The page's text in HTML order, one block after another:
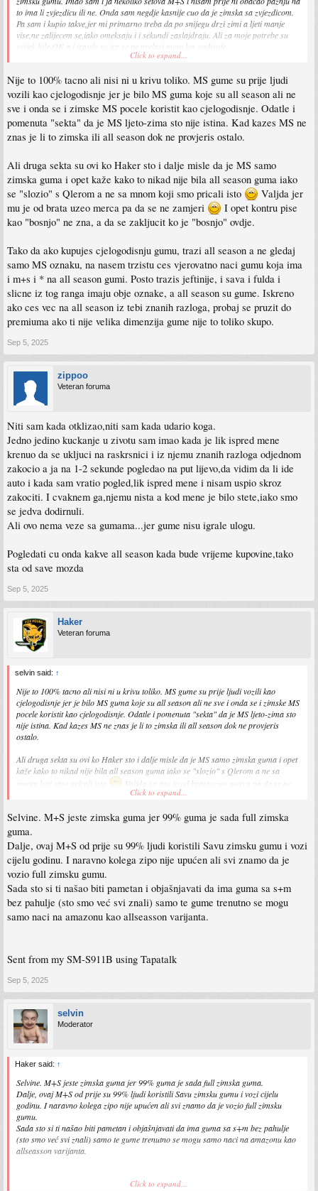
to ima li zvjezdicu ili ne. Onda sam negdje kasnije cuo da je zimska sa zvjezdicom.
Pa sam i kupio takve,jer mi primarno treba da po snijegu drzi zimi a ljeti manje
vise,ne zalijecem se,iako omeksaju i i sekundi zaslajdraju. Ali za moje potrebe su
uvijek bile OK a i trajele su,jer se ne prelazi puno km godisnje.
nista pretjerano skupo
Click to expand...
Nije to 100% tacno ali nisi ni u krivu toliko. MS gume su prije ljudi
vozili kao cjelogodisnje jer je bilo MS guma koje su all season ali ne
sve i onda se i zimske MS pocele koristit kao cjelogodisnje. Odatle i
pomenuta "sekta" da je MS ljeto-zima sto nije istina. Kad kazes MS ne
znas je li to zimska ili all season dok ne provjeris ostalo.
Ali druga sekta su ovi ko Haker sto i dalje misle da je MS samo
zimska guma i opet kaže kako to nikad nije bila all season guma iako
se "slozio" s Qlerom a ne sa mnom koji smo pricali isto
Valjda jer
mu je od brata uzeo merca pa da se ne zamjeri
I opet kontru pise
kao "bosnjo" ne zna, a da se zakljucit ko je "bosnjo" ovdje.
Tako da ako kupujes cjelogodisnju gumu, trazi all season a ne gledaj
samo MS oznaku, na nasem trzistu ces vjerovatno naci gumu koja ima
i m+s i * na all season gumi. Posto trazis jeftinije, i sava i fulda i
slicne iz tog ranga imaju obje oznake, a all season su gume. Iskreno
ako ces vec na all season iz tebi znanih razloga, probaj se pruzit do
premiuma ako ti nije velika dimenzija gume nije to toliko skupo.
Sep 5, 2025
zippoo
Veteran foruma
Niti sam kada otklizao,niti sam kada udario koga.
Jedno jedino kuckanje u zivotu sam imao kada je lik ispred mene
krenuo da se ukljuci na raskrsnici i iz njemu znanih razloga odjednom
zakocio a ja na 1-2 sekunde pogledao na put lijevo,da vidim da li ide
auto i kada sam vratio pogled,lik ispred mene i nisam uspio skroz
zakociti. I cvaknem ga,njemu nista a kod mene je bilo stete,iako smo
se jedva dodirnuli.
Ali ovo nema veze sa gumama...jer gume nisu igrale ulogu.
Pogledati cu onda kakve all season kada bude vrijeme kupovine,tako
sta od save mozda
Sep 5, 2025
Haker
Veteran foruma
selvin said: ↑
Nije to 100% tacno ali nisi ni u krivu toliko. MS gume su prije ljudi vozili kao
cjelogodisnje jer je bilo MS guma koje su all season ali ne sve i onda se i zimske MS
pocele koristit kao cjelogodisnje. Odatle i pomenuta "sekta" da je MS ljeto-zima sto
nije istina. Kad kazes MS ne znas je li to zimska ili all season dok ne provjeris
ostalo.
Ali druga sekta su ovi ko Haker sto i dalje misle da je MS samo zimska guma i opet
kaže kako to nikad nije bila all season guma iako se "slozio" s Qlerom a ne sa
mnom koji smo pricali isto
Valjda jer mu je od brata uzeo merca pa da se ne
I opet kontru pise kao "bosnjo" ne zna, a da se zakljucit ko je "bosnjo"
Tako da ako kupujes cjelogodisnju gumu, trazi all season a ne gledaj samo MS
oznaku, na nasem trzistu ces vjerovatno naci gumu koja ima i m+s i * na all season
gumi. Posto trazis jeftinije, i sava i fulda i slicne iz tog ranga imaju obje oznake, a
all season su gume. Iskreno ako ces vec na all season iz tebi znanih razloga, probaj
se pruzit do premiuma ako ti nije velika dimenzija gume nije to toliko skupo.
Click to expand...
Selvine. M+S jeste zimska guma jer 99% guma je sada full zimska
guma.
Dalje, ovaj M+S od prije su 99% ljudi koristili Savu zimsku gumu i vozi
cijelu godinu. I naravno kolega zipo nije upućen ali svi znamo da je
vozio full zimsku gumu.
Sada sto si ti našao biti pametan i objašnjavati da ima guma sa s+m
bez pahulje (sto smo već svi znali) samo te gume trenutno se mogu
samo naci na amazonu kao allseasson varijanta.
Sent from my SM-S911B using Tapatalk
Sep 5, 2025
selvin
Moderator
Haker said: ↑
Selvine. M+S jeste zimska guma jer 99% guma je sada full zimska guma.
Dalje, ovaj M+S od prije su 99% ljudi koristili Savu zimsku gumu i vozi cijelu
godinu. I naravno kolega zipo nije upućen ali svi znamo da je vozio full zimsku
gumu.
Sada sto si ti našao biti pametan i objašnjavati da ima guma sa s+m bez pahulje
(sto smo već svi znali) samo te gume trenutno se mogu samo naci na amazonu kao
allseasson varijanta.
Sent from my SM-S911B using TapatalkClick to expand...